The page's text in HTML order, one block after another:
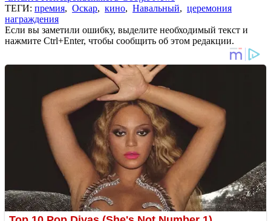
ТЕГИ: премия, Оскар, кино, Навальный, церемония
награждения
Если вы заметили ошибку, выделите необходимый текст и
нажмите Ctrl+Enter, чтобы сообщить об этом редакции.